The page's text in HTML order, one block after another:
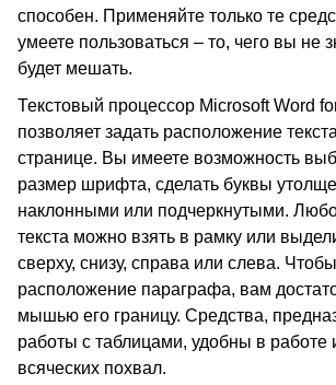
способен. Применяйте только те
умеете пользоваться – то, чего вы не
будет мешать.
Текстовый процессор Microsoft Word
позволяет задать расположение
странице. Вы имеете возможность
размер шрифта, сделать буквы
наклонными или подчеркнутыми.
текста можно взять в рамку или
сверху, снизу, справа или слева.
расположение параграфа, вам
мышью его границу. Средства,
работы с таблицами, удобны в работе
всяческих похвал.